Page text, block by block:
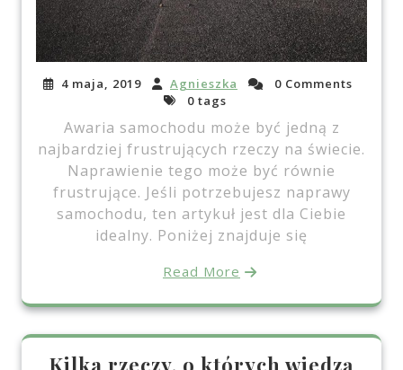
4 maja, 2019 Agnieszka
0 Comments
0 tags
Awaria samochodu może być jedną z
najbardziej frustrujących rzeczy na świecie.
Naprawienie tego może być równie
frustrujące. Jeśli potrzebujesz naprawy
samochodu, ten artykuł jest dla Ciebie
idealny. Poniżej znajduje się
Read More
Kilka rzeczy, o których wiedzą